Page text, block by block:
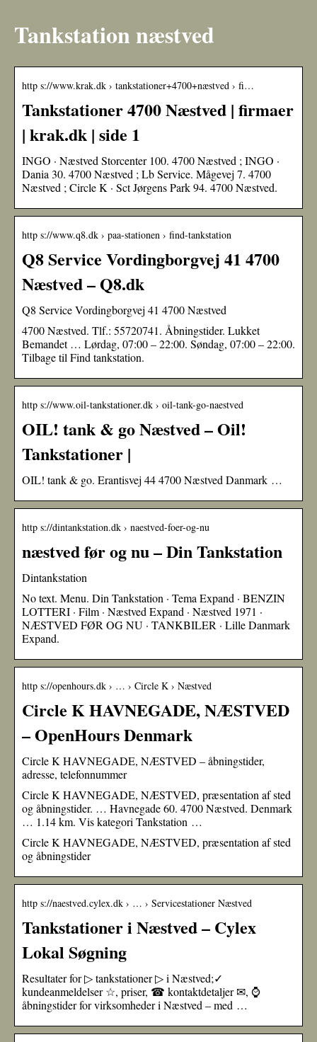
Tankstation næstved
http s://www.krak.dk › tankstationer+4700+næstved › fi…
Tankstationer 4700 Næstved | firmaer
| krak.dk | side 1
INGO · Næstved Storcenter 100. 4700 Næstved ; INGO ·
Dania 30. 4700 Næstved ; Lb Service. Mågevej 7. 4700
Næstved ; Circle K · Sct Jørgens Park 94. 4700 Næstved.
http s://www.q8.dk › paa-stationen › find-tankstation
Q8 Service Vordingborgvej 41 4700
Næstved – Q8.dk
Q8 Service Vordingborgvej 41 4700 Næstved
4700 Næstved. Tlf.: 55720741. Åbningstider. Lukket
Bemandet … Lørdag, 07:00 – 22:00. Søndag, 07:00 – 22:00.
Tilbage til Find tankstation.
http s://www.oil-tankstationer.dk › oil-tank-go-naestved
OIL! tank & go Næstved – Oil!
Tankstationer |
OIL! tank & go. Erantisvej 44 4700 Næstved Danmark …
http s://dintankstation.dk › naestved-foer-og-nu
næstved før og nu – Din Tankstation
Dintankstation
No text. Menu. Din Tankstation · Tema Expand · BENZIN
LOTTERI · Film · Næstved Expand · Næstved 1971 ·
NÆSTVED FØR OG NU · TANKBILER · Lille Danmark
Expand.
http s://openhours.dk › … › Circle K › Næstved
Circle K HAVNEGADE, NÆSTVED
– OpenHours Denmark
Circle K HAVNEGADE, NÆSTVED – åbningstider,
adresse, telefonnummer
Circle K HAVNEGADE, NÆSTVED, præsentation af sted
og åbningstider. … Havnegade 60. 4700 Næstved. Denmark
… 1.14 km. Vis kategori Tankstation …
Circle K HAVNEGADE, NÆSTVED, præsentation af sted
og åbningstider
http s://naestved.cylex.dk › … › Servicestationer Næstved
Tankstationer i Næstved – Cylex
Lokal Søgning
Resultater for ▷ tankstationer ▷ i Næstved;✓
kundeanmeldelser ☆, priser, ☎ kontaktdetaljer ✉, ⌚
åbningstider for virksomheder i Næstved – med …